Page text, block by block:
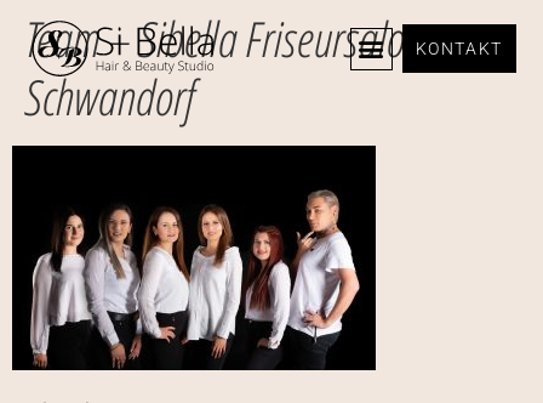
KONTAKT
Team – Sibella Friseursalon
Schwandorf